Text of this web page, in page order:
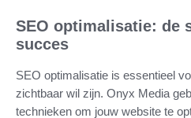
SEO optimalisatie: de
succes
SEO optimalisatie is essentieel
zichtbaar wil zijn. Onyx Media
technieken om jouw website te